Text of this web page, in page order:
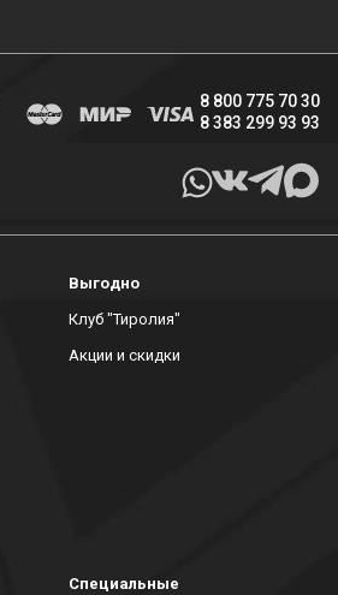
8 800 775 70 30
8 383 299 93 93
Выгодно
Клуб "Тиролия"
Акции и скидки
Специальные